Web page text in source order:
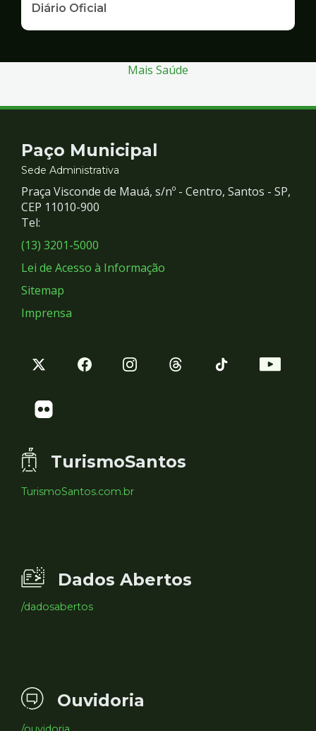
Diário Oficial
Mais Saúde
Contato
e
Redes
Sociais
Paço Municipal
Sede Administrativa
Praça Visconde de Mauá, s/nº - Centro, Santos - SP,
CEP 11010-900
Tel:
(13) 3201-5000
Lei de Acesso à Informação
Sitemap
Imprensa
TurismoSantos
TurismoSantos.com.br
Dados Abertos
/dadosabertos
Ouvidoria